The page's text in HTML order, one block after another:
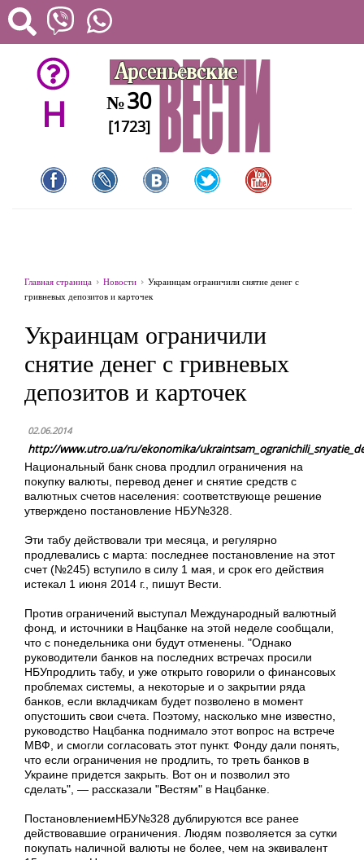
H №30
[1723]
Главная страница Новости
Украинцам ограничили снятие денег с
гривневых депозитов и карточек
Украинцам ограничили
снятие денег с гривневых
депозитов и карточек
02.06.2014
http://www.utro.ua/ru/ekonomika/
Национальный банк снова продлил ограничения на
покупку валюты, перевод денег и снятие средств с
валютных счетов населения: соответствующе решение
утверждено постановление НБУ№328.
Эти табу действовали три месяца, и регулярно
продлевались с марта: последнее постановление на этот
счет (№245) вступило в силу 1 мая, и срок его действия
истекал 1 июня 2014 г., пишут Вести.
Против ограничений выступал Международный валютный
фонд, и источники в Нацбанке на этой неделе сообщали,
что с понедельника они будут отменены. "Однако
руководители банков на последних встречах просили
НБУпродлить табу, и уже открыто говорили о финансовых
проблемах системы, а некоторые и о закрытии ряда
банков, если вкладчикам будет позволено в момент
опустошить свои счета. Поэтому, насколько мне известно,
руководство Нацбанка поднимало этот вопрос на встрече
МВФ, и смогли согласовать этот пункт. Фонду дали понять,
что если ограничения не продлить, то треть банков в
Украине придется закрыть. Вот он и позволил это
сделать", — рассказали "Вестям" в Нацбанке.
ПостановлениемНБУ№328 дублируются все ранее
действовавшие ограничения. Людям позволяется за сутки
покупать наличной валюты не более, чем на эквивалент